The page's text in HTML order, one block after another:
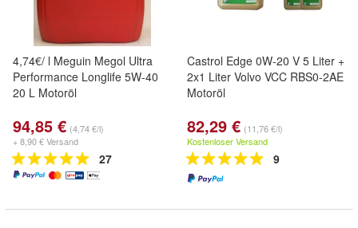
4,74€/ l Meguin Megol Ultra
Performance Longlife 5W-40
20 L Motoröl
94,85 € (4,74 €/l)
+ 8,90 € Versand
27
Castrol Edge 0W-20 V 5 Liter +
2x1 Liter Volvo VCC RBS0-2AE
Motoröl
82,29 € (11,76 €/l)
Kostenloser Versand
9